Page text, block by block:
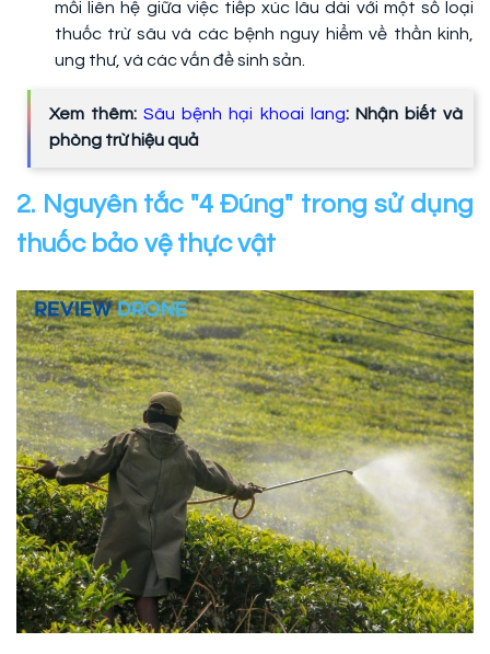
mối liên hệ giữa việc tiếp xúc lâu dài với một số loại
thuốc trừ sâu và các bệnh nguy hiểm về thần kinh,
ung thư, và các vấn đề sinh sản.
Xem thêm:Sâu bệnh hại khoai lang: Nhận biết và
phòng trừ hiệu quả
2. Nguyên tắc "4 Đúng" trong sử dụng
thuốc bảo vệ thực vật